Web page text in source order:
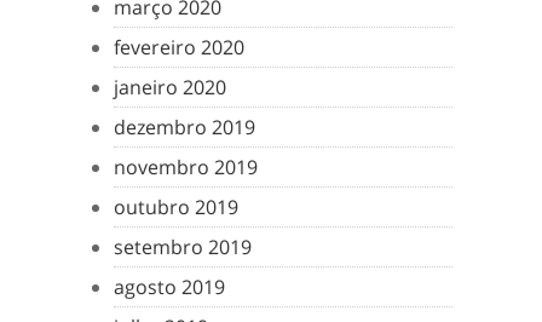
março 2020
fevereiro 2020
janeiro 2020
dezembro 2019
novembro 2019
outubro 2019
setembro 2019
agosto 2019